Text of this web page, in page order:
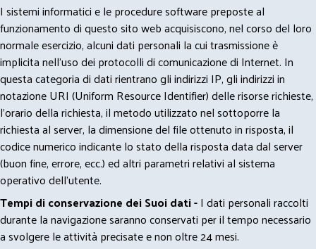
I sistemi informatici e le procedure software preposte al
funzionamento di questo sito web acquisiscono, nel corso del loro
normale esercizio, alcuni dati personali la cui trasmissione è
implicita nell'uso dei protocolli di comunicazione di Internet. In
questa categoria di dati rientrano gli indirizzi IP, gli indirizzi in
notazione URI (Uniform Resource Identifier) delle risorse richieste,
l'orario della richiesta, il metodo utilizzato nel sottoporre la
richiesta al server, la dimensione del file ottenuto in risposta, il
codice numerico indicante lo stato della risposta data dal server
(buon fine, errore, ecc.) ed altri parametri relativi al sistema
operativo dell'utente.
Tempi di conservazione dei Suoi dati -I dati personali raccolti
durante la navigazione saranno conservati per il tempo necessario
a svolgere le attività precisate e non oltre 24 mesi.